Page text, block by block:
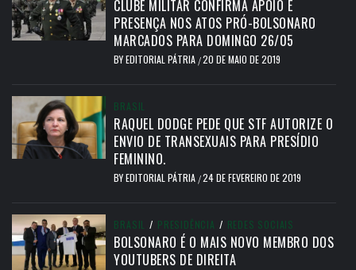
CLUBE MILITAR CONFIRMA APOIO E
PRESENÇA NOS ATOS PRÓ-BOLSONARO
MARCADOS PARA DOMINGO 26/05
BYEDITORIAL PÁTRIA /20 DE MAIO DE 2019
BRASIL
RAQUEL DODGE PEDE QUE STF AUTORIZE O
ENVIO DE TRANSEXUAIS PARA PRESÍDIO
FEMININO.
BYEDITORIAL PÁTRIA /24 DE FEVEREIRO DE 2019
BRASIL / PRESIDÊNCIA / REDES SOCIAIS
BOLSONARO É O MAIS NOVO MEMBRO DOS
YOUTUBERS DE DIREITA